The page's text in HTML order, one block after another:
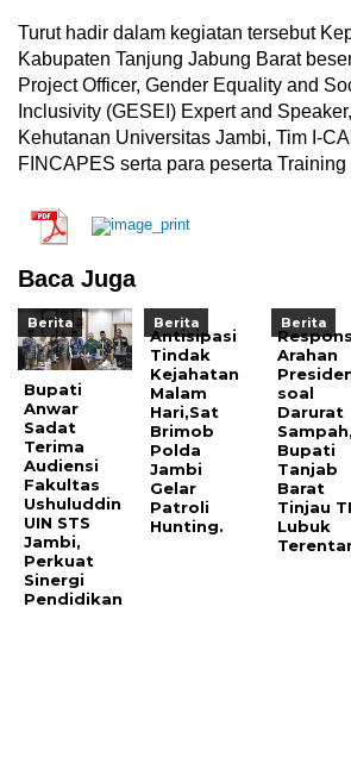
Turut hadir dalam kegiatan tersebut
Kabupaten Tanjung Jabung Barat
Project Officer, Gender Equality and
Inclusivity (GESEI) Expert and
Kehutanan Universitas Jambi, Tim I-
FINCAPES serta para peserta
Baca Juga
Berita
Bupati
Anwar
Sadat
Terima
Audiensi
Fakultas
Ushuluddin
UIN STS
Jambi,
Perkuat
Sinergi
Pendidikan
Berita
Antisipasi
Tindak
Kejahatan
Malam
Hari,Sat
Brimob
Polda
Jambi
Gelar
Patroli
Hunting.
Berita
Respons
Arahan
soal
Darurat
Sampah,
Bupati
Tanjab
Barat
Tinjau
Lubuk